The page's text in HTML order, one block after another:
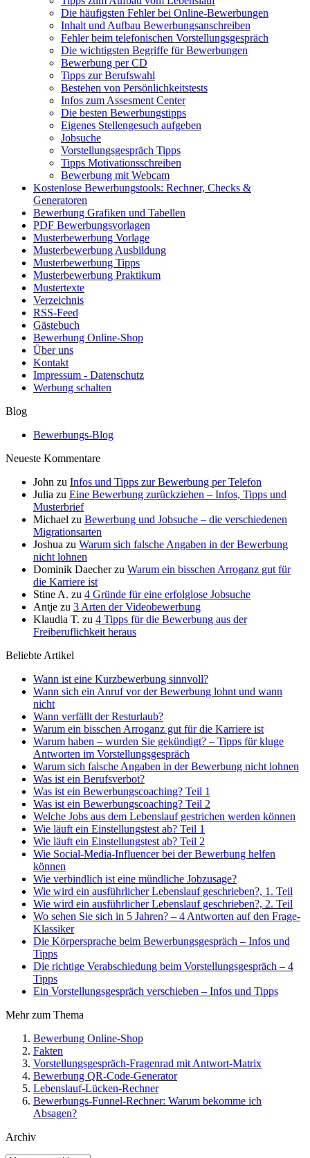
Die häufigsten Fehler bei Online-Bewerbungen
Inhalt und Aufbau Bewerbungsanschreiben
Fehler beim telefonischen Vorstellungsgespräch
Die wichtigsten Begriffe für Bewerbungen
Bewerbung per CD
Tipps zur Berufswahl
Bestehen von Persönlichkeitstests
Infos zum Assesment Center
Die besten Bewerbungstipps
Eigenes Stellengesuch aufgeben
Jobsuche
Vorstellungsgespräch Tipps
Tipps Motivationsschreiben
Bewerbung mit Webcam
Kostenlose Bewerbungstools: Rechner, Checks &
Generatoren
Bewerbung Grafiken und Tabellen
PDF Bewerbungsvorlagen
Musterbewerbung Vorlage
Musterbewerbung Ausbildung
Musterbewerbung Tipps
Musterbewerbung Praktikum
Mustertexte
Verzeichnis
RSS-Feed
Gästebuch
Bewerbung Online-Shop
Über uns
Kontakt
Impressum - Datenschutz
Werbung schalten
Blog
Bewerbungs-Blog
Neueste Kommentare
John zu Infos und Tipps zur Bewerbung per Telefon
Julia zu Eine Bewerbung zurückziehen – Infos, Tipps und
Musterbrief
Michael zu Bewerbung und Jobsuche – die verschiedenen
Migrationsarten
Joshua zu Warum sich falsche Angaben in der Bewerbung
nicht lohnen
Dominik Daecherzu Warum ein bisschen Arroganz gut für
die Karriere ist
Stine A. zu 4 Gründe für eine erfolglose Jobsuche
Antje zu 3 Arten der Videobewerbung
Klaudia T. zu 4 Tipps für die Bewerbung aus der
Freiberuflichkeit heraus
Beliebte Artikel
Wann ist eine Kurzbewerbung sinnvoll?
Wann sich ein Anruf vor der Bewerbung lohnt und wann
nicht
Wann verfällt der Resturlaub?
Warum ein bisschen Arroganz gut für die Karriere ist
Warum haben – wurden Sie gekündigt? – Tipps für kluge
Antworten im Vorstellungsgespräch
Warum sich falsche Angaben in der Bewerbung nicht lohnen
Was ist ein Berufsverbot?
Was ist ein Bewerbungscoaching? Teil 1
Was ist ein Bewerbungscoaching? Teil 2
Welche Jobs aus dem Lebenslauf gestrichen werden können
Wie läuft ein Einstellungstest ab? Teil 1
Wie läuft ein Einstellungstest ab? Teil 2
Wie Social-Media-Influencer bei der Bewerbung helfen
können
Wie verbindlich ist eine mündliche Jobzusage?
Wie wird ein ausführlicher Lebenslauf geschrieben?, 1. Teil
Wie wird ein ausführlicher Lebenslauf geschrieben?, 2. Teil
Wo sehen Sie sich in 5 Jahren? – 4 Antworten auf den Frage-
Klassiker
Die Körpersprache beim Bewerbungsgespräch – Infos und
Tipps
Die richtige Verabschiedung beim Vorstellungsgespräch – 4
Tipps
Ein Vorstellungsgespräch verschieben – Infos und Tipps
Mehr zum Thema
Bewerbung Online-Shop
Fakten
Vorstellungsgespräch-Fragenrad mit Antwort-Matrix
Bewerbung QR-Code-Generator
Lebenslauf-Lücken-Rechner
Bewerbungs-Funnel-Rechner: Warum bekomme ich
Absagen?
Archiv